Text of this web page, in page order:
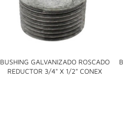
BUSHING GALVANIZADO ROSCADO
REDUCTOR 3/4" X 1/2" CONEX
